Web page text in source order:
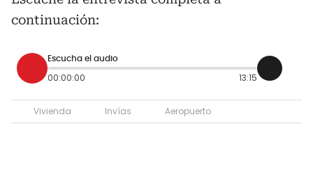
continuación:
Escucha el audio
00:00:00 13:15
Vivienda Invías Aeropuerto